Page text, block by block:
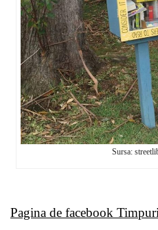
Sursa:
Pagina de facebook